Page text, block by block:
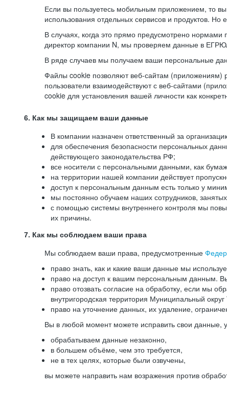
Если вы пользуетесь мобильным приложением, то
использования отдельных сервисов и продуктов. Но
В случаях, когда это прямо предусмотрено
директор компании N, мы проверяем данные в
В ряде случаев мы получаем ваши персональные
Файлы cookie позволяют веб-сайтам (приложениям)
пользователи взаимодействуют с веб-сайтами
cookie для установления вашей личности как
6. Как мы защищаем ваши данные
В компании назначен ответственный за
для обеспечения безопасности персональных
действующего законодательства РФ;
все носители с персональными данными, как
на территории нашей компании действует
доступ к персональным данным есть только у
мы постоянно обучаем наших сотрудников,
с помощью системы внутреннего контроля мы
их причины.
7. Как мы соблюдаем ваши права
Мы соблюдаем ваши права, предусмотренные
право знать, как и какие ваши данные мы
право на доступ к вашим персональным данным.
право отозвать согласие на обработку, если мы
внутригородская территория Муниципальный
право на уточнение данных, их удаление,
Вы в любой момент можете исправить свои данные,
обрабатываем данные незаконно,
в большем объёме, чем это требуется,
не в тех целях, которые были озвучены,
вы можете направить нам возражения против